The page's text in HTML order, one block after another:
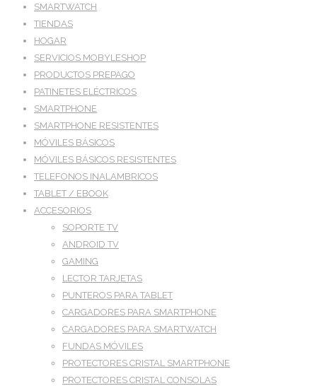
SMARTWATCH
TIENDAS
HOGAR
SERVICIOS MOBYLESHOP
PRODUCTOS PREPAGO
PATINETES ELÉCTRICOS
SMARTPHONE
SMARTPHONE RESISTENTES
MÓVILES BÁSICOS
MÓVILES BÁSICOS RESISTENTES
TELEFONOS INALAMBRICOS
TABLET / EBOOK
ACCESORIOS
SOPORTE TV
ANDROID TV
GAMING
LECTOR TARJETAS
PUNTEROS PARA TABLET
CARGADORES PARA SMARTPHONE
CARGADORES PARA SMARTWATCH
FUNDAS MÓVILES
PROTECTORES CRISTAL SMARTPHONE
PROTECTORES CRISTAL CONSOLAS